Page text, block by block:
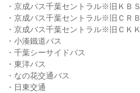
・京成バス千葉セントラル※旧ＫＢＳ
・京成バス千葉セントラル※旧ＣＲＢ
・京成バス千葉セントラル※旧ＣＫＫ
・小湊鐵道バス
・千葉シーサイドバス
・東洋バス
・なの花交通バス
・日東交通